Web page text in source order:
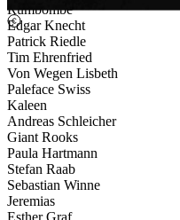
Rumbombe
Edgar Knecht
Patrick Riedle
Tim Ehrenfried
Von Wegen Lisbeth
Paleface Swiss
Kaleen
Andreas Schleicher
Giant Rooks
Paula Hartmann
Stefan Raab
Sebastian Winne
Jeremias
Esther Graf